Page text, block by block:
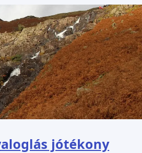
jótékony